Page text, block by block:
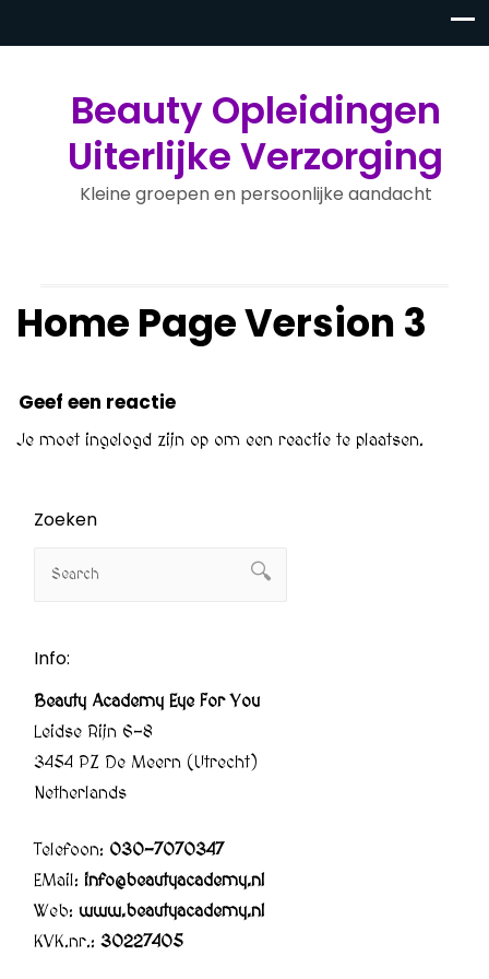
Beauty Opleidingen
Uiterlijke Verzorging
Kleine groepen en persoonlijke aandacht
Home Page Version 3
Geef een reactie
Je moet ingelogd zijn op om een reactie te plaatsen.
Zoeken
Info:
Beauty Academy Eye For You
Leidse Rijn 6-8
3454 PZ De Meern (Utrecht)
Netherlands
Telefoon: 030-7070347
EMail: info@beautyacademy.nl
Web: www.beautyacademy.nl
KVK.nr.: 30227405